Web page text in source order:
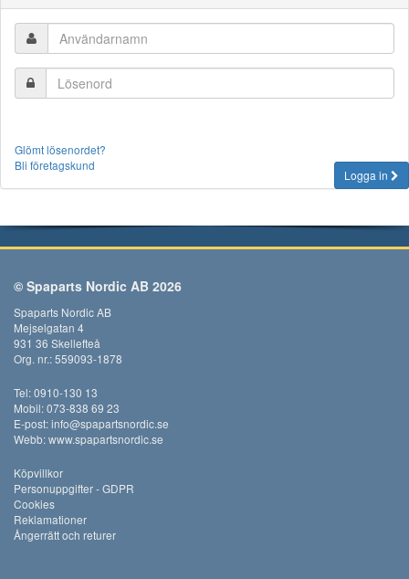
Glömt lösenordet?
Bli företagskund
Logga in
© Spaparts Nordic AB 2026
Spaparts Nordic AB
Mejselgatan 4
931 36 Skellefteå
Org. nr.: 559093-1878
Tel: 0910-130 13
Mobil: 073-838 69 23
E-post:info@spapartsnordic.se
Webb:www.spapartsnordic.se
Köpvillkor
Personuppgifter - GDPR
Cookies
Reklamationer
Ångerrätt och returer